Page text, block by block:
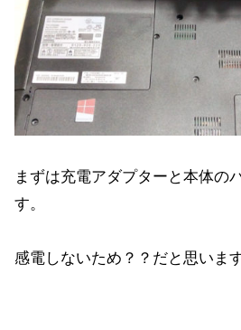
まずは充電アダプターと本体の
す。
感電しないため？？だと思います